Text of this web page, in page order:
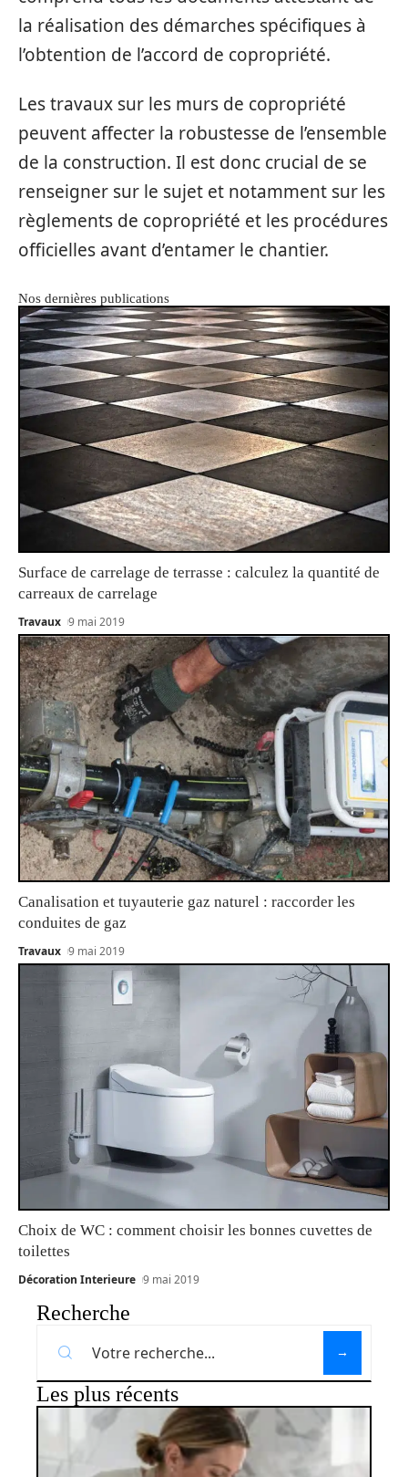
la réalisation des démarches spécifiques à
l’obtention de l’accord de copropriété.
Les travaux sur les murs de copropriété
peuvent affecter la robustesse de l’ensemble
de la construction. Il est donc crucial de se
renseigner sur le sujet et notamment sur les
règlements de copropriété et les procédures
officielles avant d’entamer le chantier.
Nos dernières publications
Surface de carrelage de terrasse : calculez la quantité de
carreaux de carrelage
Travaux 9 mai 2019
Canalisation et tuyauterie gaz naturel : raccorder les
conduites de gaz
Travaux 9 mai 2019
Choix de WC : comment choisir les bonnes cuvettes de
toilettes
Décoration Interieure 9 mai 2019
Recherche
Les plus récents